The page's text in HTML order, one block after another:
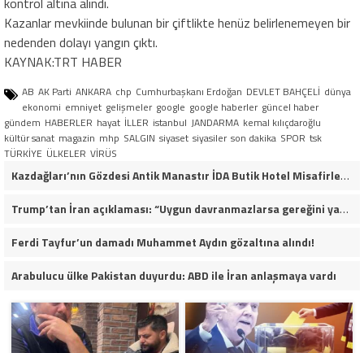
Kazanlar mevkiinde bulunan bir çiftlikte henüz belirlenemeyen bir
nedenden dolayı yangın çıktı.
KAYNAK:TRT HABER
AB AK Parti ANKARA chp Cumhurbaşkanı Erdoğan DEVLET BAHÇELİ dünya
ekonomi emniyet gelişmeler google google haberler güncel haber
gündem HABERLER hayat İLLER istanbul JANDARMA kemal kılıçdaroğlu
kültür sanat magazin mhp SALGIN siyaset siyasiler son dakika SPOR tsk
TÜRKİYE ÜLKELER VİRÜS
Kazdağları’nın Gözdesi Antik Manastır İDA Butik Hotel Misafirlerinden Tam Not Alıyor
Trump’tan İran açıklaması: “Uygun davranmazlarsa gereğini yaparım”
Ferdi Tayfur’un damadı Muhammet Aydın gözaltına alındı!
Arabulucu ülke Pakistan duyurdu: ABD ile İran anlaşmaya vardı